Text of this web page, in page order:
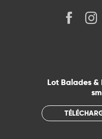
Lot Balades &